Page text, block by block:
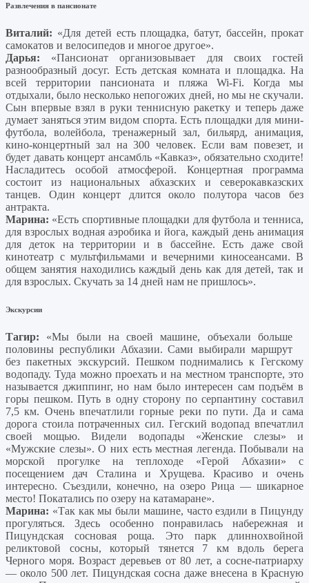
Развлечения в пансионате
Виталий: «Для детей есть площадка, батут, бассейн, прокат
самокатов и велосипедов и многое другое».
Дарья: «Пансионат организовывает для своих гостей
разнообразный досуг. Есть детская комната и площадка. На
всей территории пансионата и пляжа Wi-Fi. Когда мы
отдыхали, было несколько непогожих дней, но мы не скучали.
Сын впервые взял в руки теннисную ракетку и теперь даже
думает заняться этим видом спорта. Есть площадки для мини-
футбола, волейбола, тренажерный зал, бильярд, анимация,
кино-концертный зал на 300 человек. Если вам повезет, и
будет давать концерт ансамбль «Кавказ», обязательно сходите!
Насладитесь особой атмосферой. Концертная программа
состоит из национальных абхазских и северокавказских
танцев. Один концерт длится около полутора часов без
антракта.
Марина: «Есть спортивные площадки для футбола и тенниса,
для взрослых водная аэробика и йога, каждый день анимация
для деток на территории и в бассейне. Есть даже свой
кинотеатр с мультфильмами и вечерними киносеансами. В
общем занятия находились каждый день как для детей, так и
для взрослых. Скучать за 14 дней нам не пришлось».
Экскурсии
Тагир: «Мы были на своей машине, объехали больше
половины республики Абхазии. Сами выбирали маршрут
без пакетных экскурсий. Пешком поднимались к Гегскому
водопаду. Туда можно проехать и на местном транспорте, это
называется джиппинг, но нам было интересен сам подъём в
горы пешком. Путь в одну сторону по серпантину составил
7,5 км. Очень впечатлили горные реки по пути. Да и сама
дорога стоила потраченных сил. Гегский водопад впечатлил
своей мощью. Видели водопады «Женские слезы» и
«Мужские слезы». О них есть местная легенда. Побывали на
морской прогулке на теплоходе «Герой Абхазии» с
посещением дач Сталина и Хрущева. Красиво и очень
интересно. Съездили, конечно, на озеро Рица — шикарное
место! Покатались по озеру на катамаране».
Марина: «Так как мы были машине, часто ездили в Пицунду
прогуляться. Здесь особенно понравилась набережная и
Пицундская сосновая роща. Это парк длиннохвойной
реликтовой сосны, который тянется 7 км вдоль берега
Черного моря. Возраст деревьев от 80 лет, а сосне-патриарху
— около 500 лет. Пицундская сосна даже внесена в Красную